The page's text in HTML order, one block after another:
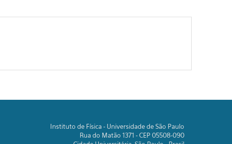
Instituto de Física - Universidade de São Paulo
Rua do Matão 1371 - CEP 05508-090